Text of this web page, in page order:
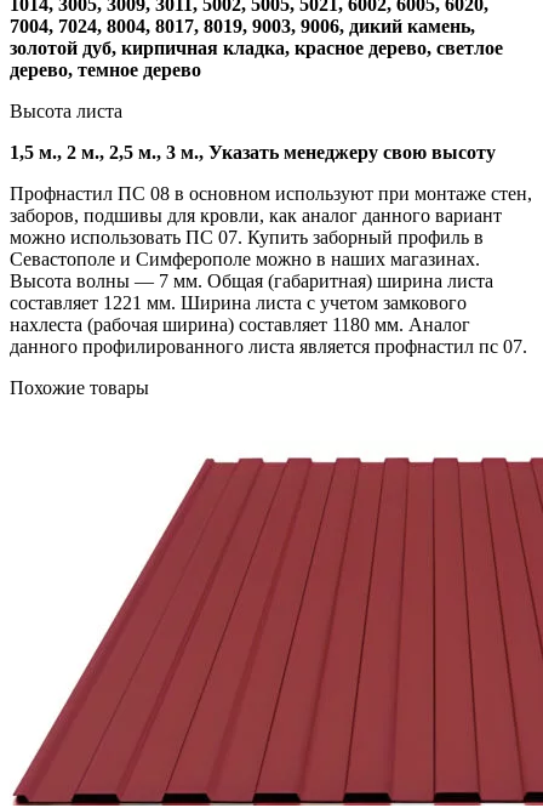
7004, 7024, 8004, 8017, 8019, 9003, 9006, дикий камень,
золотой дуб, кирпичная кладка, красное дерево, светлое
дерево, темное дерево
Высота листа
1,5 м., 2 м., 2,5 м., 3 м., Указать менеджеру свою высоту
Профнастил ПС 08 в основном используют при монтаже стен,
заборов, подшивы для кровли, как аналог данного вариант
можно использовать ПС 07. Купить заборный профиль в
Севастополе и Симферополе можно в наших магазинах.
Высота волны — 7 мм. Общая (габаритная) ширина листа
составляет 1221 мм. Ширина листа с учетом замкового
нахлеста (рабочая ширина) составляет 1180 мм. Аналог
данного профилированного листа является профнастил пс 07.
Похожие товары